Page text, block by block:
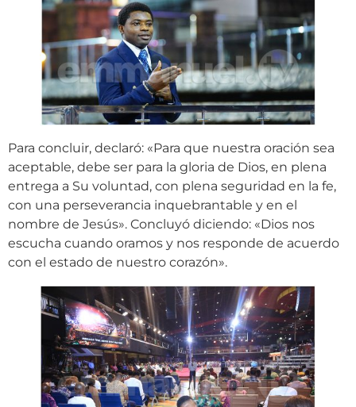
Para concluir, declaró: «Para que nuestra oración sea
aceptable, debe ser para la gloria de Dios, en plena
entrega a Su voluntad, con plena seguridad en la fe,
con una perseverancia inquebrantable y en el
nombre de Jesús». Concluyó diciendo: «Dios nos
escucha cuando oramos y nos responde de acuerdo
con el estado de nuestro corazón».